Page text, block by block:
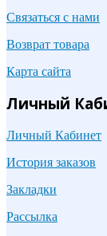
Связаться с нами
Возврат товара
Карта сайта
Личный
Личный Кабинет
История заказов
Закладки
Рассылка